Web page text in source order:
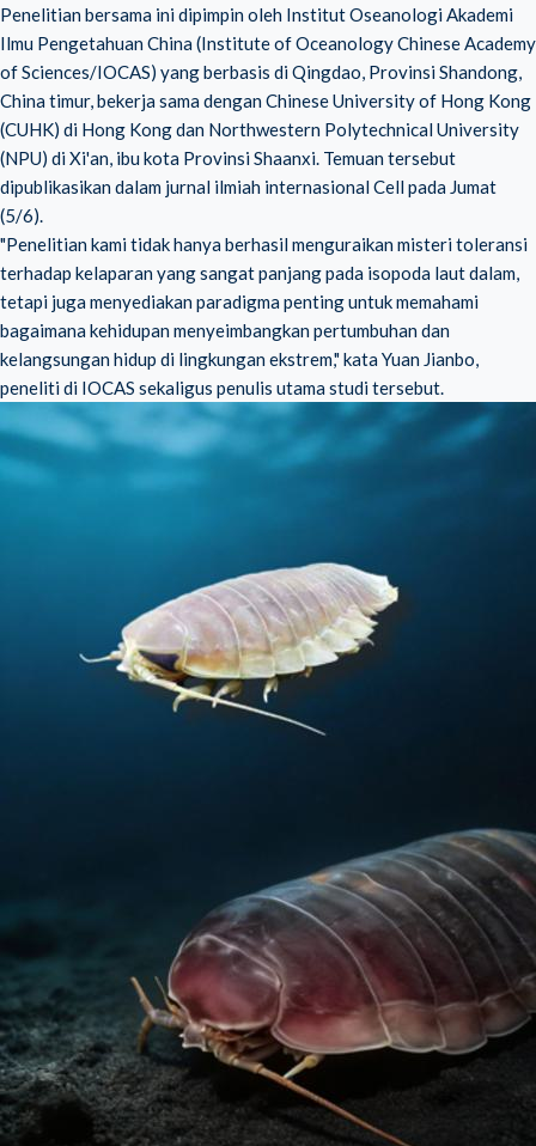
Penelitian bersama ini dipimpin oleh Institut Oseanologi Akademi
Ilmu Pengetahuan China (Institute of Oceanology Chinese Academy
of Sciences/IOCAS) yang berbasis di Qingdao, Provinsi Shandong,
China timur, bekerja sama dengan Chinese University of Hong Kong
(CUHK) di Hong Kong dan Northwestern Polytechnical University
(NPU) di Xi'an, ibu kota Provinsi Shaanxi. Temuan tersebut
dipublikasikan dalam jurnal ilmiah internasional Cell pada Jumat
(5/6).
"Penelitian kami tidak hanya berhasil menguraikan misteri toleransi
terhadap kelaparan yang sangat panjang pada isopoda laut dalam,
tetapi juga menyediakan paradigma penting untuk memahami
bagaimana kehidupan menyeimbangkan pertumbuhan dan
kelangsungan hidup di lingkungan ekstrem," kata Yuan Jianbo,
peneliti di IOCAS sekaligus penulis utama studi tersebut.